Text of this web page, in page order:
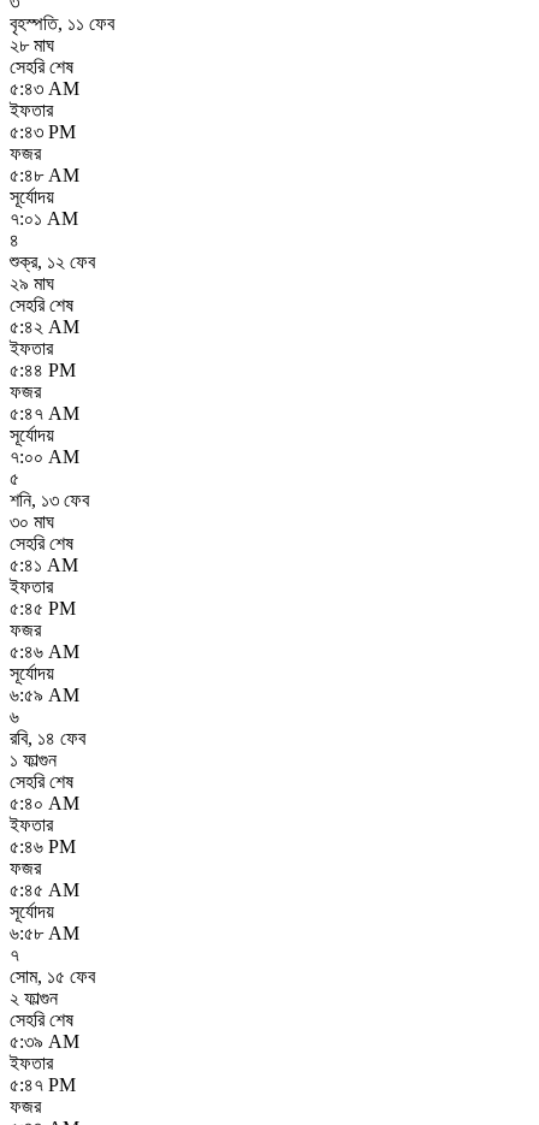
বৃহস্পতি, ১১ ফেব
২৮ মাঘ
সেহরি শেষ
৫:৪৩ AM
ইফতার
৫:৪৩ PM
ফজর
৫:৪৮ AM
সূর্যোদয়
৭:০১ AM
৪
শুক্র, ১২ ফেব
২৯ মাঘ
সেহরি শেষ
৫:৪২ AM
ইফতার
৫:৪৪ PM
ফজর
৫:৪৭ AM
সূর্যোদয়
৭:০০ AM
৫
শনি, ১৩ ফেব
৩০ মাঘ
সেহরি শেষ
৫:৪১ AM
ইফতার
৫:৪৫ PM
ফজর
৫:৪৬ AM
সূর্যোদয়
৬:৫৯ AM
৬
রবি, ১৪ ফেব
১ ফাল্গুন
সেহরি শেষ
৫:৪০ AM
ইফতার
৫:৪৬ PM
ফজর
৫:৪৫ AM
সূর্যোদয়
৬:৫৮ AM
৭
সোম, ১৫ ফেব
২ ফাল্গুন
সেহরি শেষ
৫:৩৯ AM
ইফতার
৫:৪৭ PM
ফজর